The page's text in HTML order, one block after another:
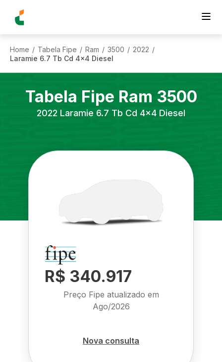
Home / Tabela Fipe / Ram / 3500 / 2022 /
Laramie 6.7 Tb Cd 4x4 Diesel
Tabela Fipe Ram 3500
2022 Laramie 6.7 Tb Cd 4x4 Diesel
R$ 340.917
Preço Fipe atualizado em
Ago/2026
Nova consulta